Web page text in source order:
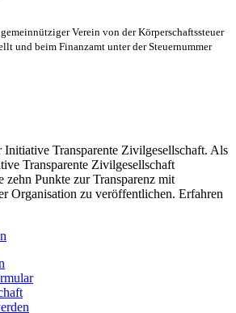
Verein von der Körperschaftssteuer
und beim Finanzamt unter der Steuernummer
Transparente Zivilgesellschaft. Als
Transparente Zivilgesellschaft
Punkte zur Transparenz mit
Organisation zu veröffentlichen. Erfahren